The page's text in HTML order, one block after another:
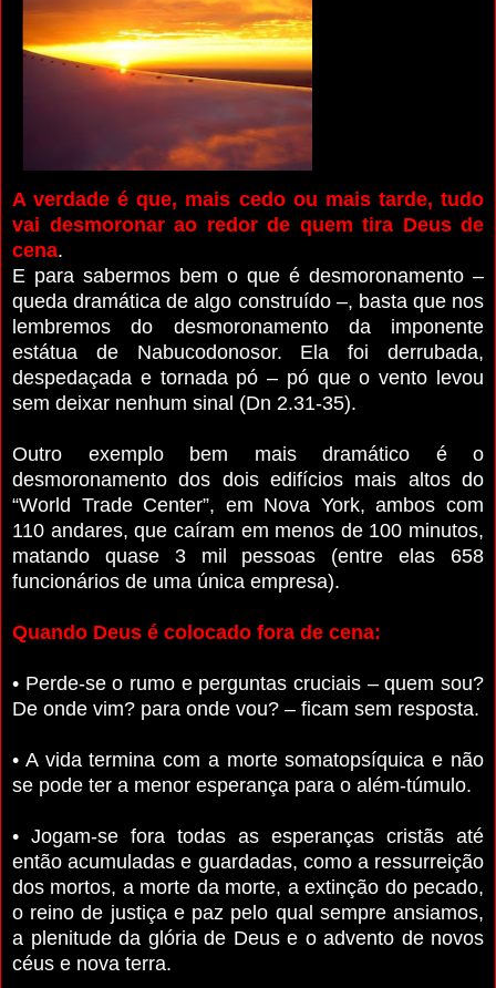
A verdade é que, mais cedo ou mais tarde, tudo
vai desmoronar ao redor de quem tira Deus de
cena.
E para sabermos bem o que é desmoronamento –
queda dramática de algo construído –, basta que nos
lembremos do desmoronamento da imponente
estátua de Nabucodonosor. Ela foi derrubada,
despedaçada e tornada pó – pó que o vento levou
sem deixar nenhum sinal (Dn 2.31-35).
Outro exemplo bem mais dramático é o
desmoronamento dos dois edifícios mais altos do
“World Trade Center”, em Nova York, ambos com
110 andares, que caíram em menos de 100 minutos,
matando quase 3 mil pessoas (entre elas 658
funcionários de uma única empresa).
Quando Deus é colocado fora de cena:
• Perde-se o rumo e perguntas cruciais – quem sou?
De onde vim? para onde vou? – ficam sem resposta.
• A vida termina com a morte somatopsíquica e não
se pode ter a menor esperança para o além-túmulo.
• Jogam-se fora todas as esperanças cristãs até
então acumuladas e guardadas, como a ressurreição
dos mortos, a morte da morte, a extinção do pecado,
o reino de justiça e paz pelo qual sempre ansiamos,
a plenitude da glória de Deus e o advento de novos
céus e nova terra.